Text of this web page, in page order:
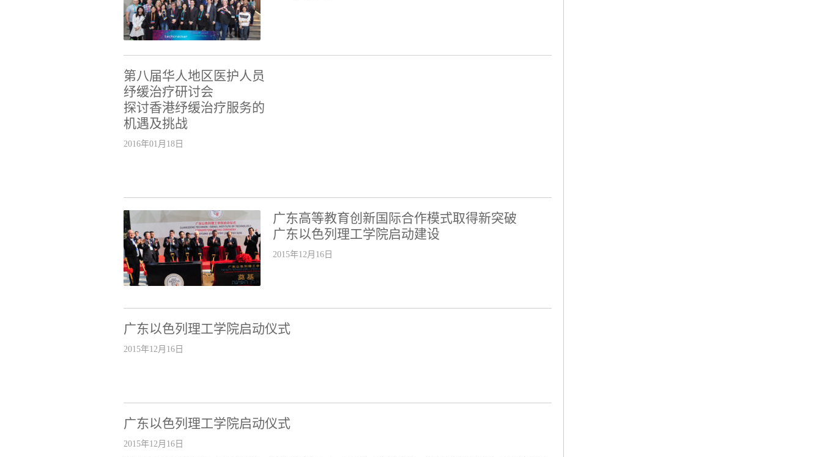
第八届华人地区医护人员
纾缓治疗研讨会
探讨香港纾缓治疗服务的
机遇及挑战
2016年01月18日
广东高等教育创新国际合作模式取得新突破
广东以色列理工学院启动建设
2015年12月16日
广东以色列理工学院启动仪式
2015年12月16日
广东以色列理工学院启动仪式
2015年12月16日